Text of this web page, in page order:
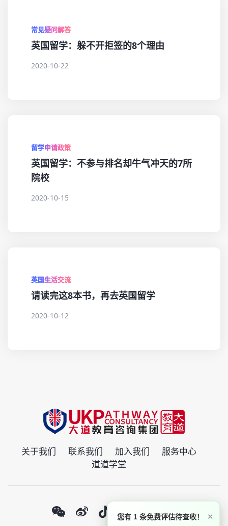
常见疑问解答
英国留学：躲不开拒签的8个理由
2020-10-22
留学申请政策
英国留学：不参与排名却牛气冲天的7所
院校
2020-10-15
英国生活交流
请读完这8本书，再去英国留学
2020-10-12
关于我们 联系我们 加入我们
服务中心
道道学堂
×
您有 1 条免费评估待查收！